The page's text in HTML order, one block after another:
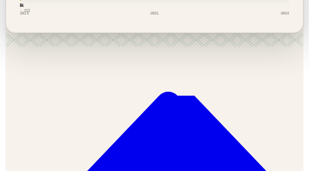
54k
· ICI
2016 2021 2026